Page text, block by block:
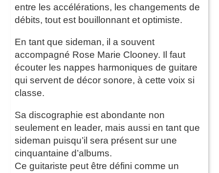
entre les accélérations, les changements de
débits, tout est bouillonnant et optimiste.
En tant que sideman, il a souvent
accompagné Rose Marie Clooney. Il faut
écouter les nappes harmoniques de guitare
qui servent de décor sonore, à cette voix si
classe.
Sa discographie est abondante non
seulement en leader, mais aussi en tant que
sideman puisqu’il sera présent sur une
cinquantaine d’albums.
Ce guitariste peut être défini comme un